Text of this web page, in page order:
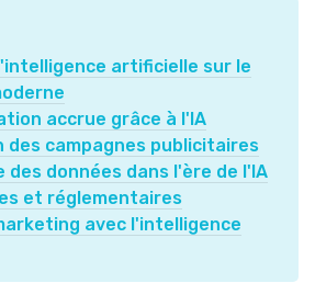
artificielle sur le
accrue grâce à l'IA
des campagnes publicitaires
des données dans l'ère de l'IA
et réglementaires
avec l'intelligence